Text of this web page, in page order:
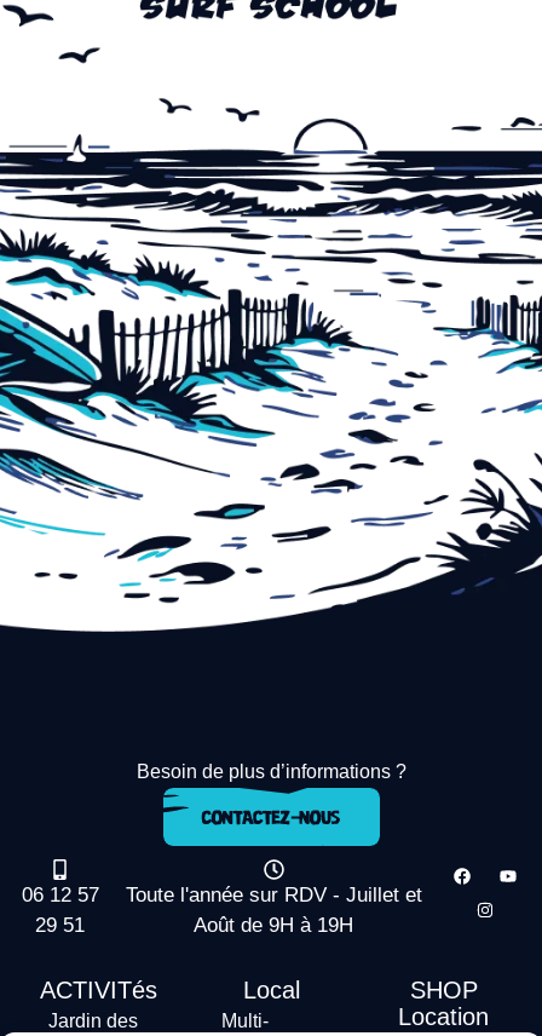
Besoin de plus d’informations ?
06 12 57
29 51
Toute l'année sur RDV - Juillet et
Août de 9H à 19H
ACTIVITés
Jardin des
Local
Multi-
SHOP
Location